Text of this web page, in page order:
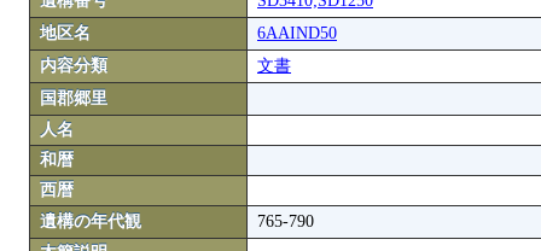
地区名
6AAIND50
内容分類
文書
国郡郷里
人名
和暦
西暦
遺構の年代観
765-790